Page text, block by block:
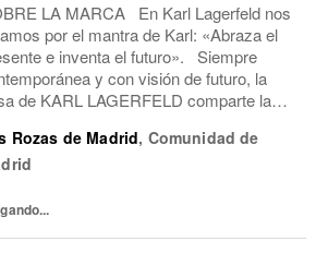
LA MARCA En Karl Lagerfeld nos
por el mantra de Karl: «Abraza el
e inventa el futuro». Siempre
y con visión de futuro, la
de KARL LAGERFELD comparte la
fundador, Karl Lagerfeld. Somos la
Rozas de Madrid, Comunidad de